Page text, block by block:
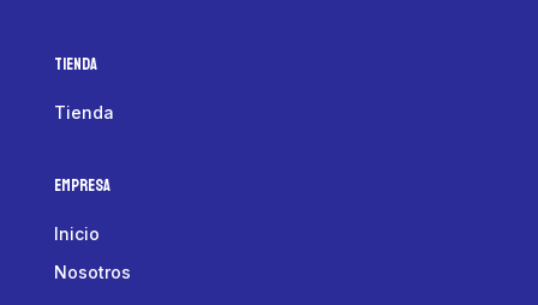
Tienda
Tienda
Empresa
Inicio
Nosotros